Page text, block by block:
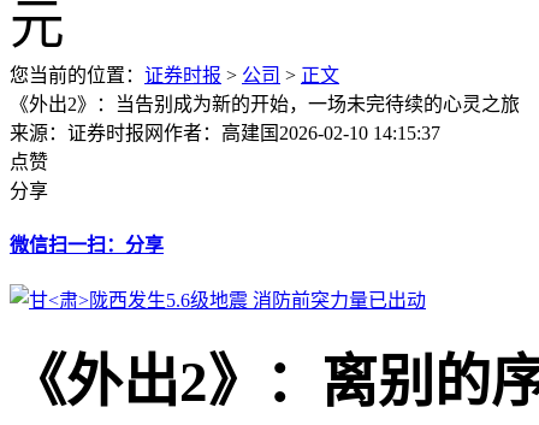
您当前的位置： 证券时报 > 公司 > 正文
《外出2》：当告别成为新的开始，一场未完待续的心灵之旅
来源：证券时报网作者：高建国 2026-02-10 14:15:37
点赞
分享
微信扫一扫：分享
《外出2》：离别的